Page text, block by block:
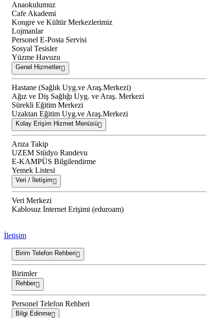
Anaokulumuz
Cafe Akademi
Kongre ve Kültür Merkezlerimiz
Lojmanlar
Personel E-Posta Servisi
Sosyal Tesisler
Yüzme Havuzu
Genel Hizmetler
Hastane (Sağlık Uyg.ve Araş.Merkezi)
Ağız ve Diş Sağlığı Uyg. ve Araş. Merkezi
Sürekli Eğitim Merkezi
Uzaktan Eğitim Uyg.ve Araş.Merkezi
Kolay Erişim Hizmet Menüsü
Arıza Takip
UZEM Stüdyo Randevu
E-KAMPÜS Bilgilendirme
Yemek Listesi
Veri / İletişim
Veri Merkezi
Kablosuz İnternet Erişimi (eduroam)
İletişim
Birim Telefon Rehberi
Birimler
Rehber
Personel Telefon Rehberi
Bilgi Edinme